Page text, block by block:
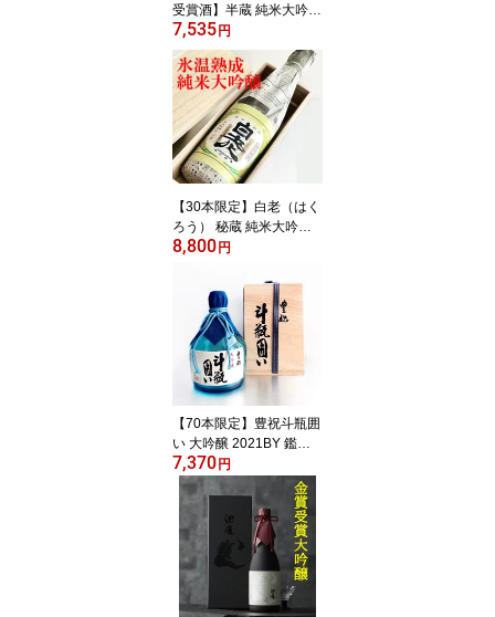
受賞酒】半蔵 純米大吟醸
磨き40 スペシャルエデ
ィション 720ML (G7伊勢
志摩サミット乾杯酒 日本
酒 お酒 ギフト プレゼン
ト ランキング 最高級 ラ
ッピング 人気 誕生日 内
祝い お礼 お祝い お土産
男性 女性 お返し レア 退
え)
7,535 円
【30本限定】白老（はく
ろう） 秘蔵 純米大吟醸
生詰 雫搾り 斗瓶取り 鑑
3年熟成 720ML（日本酒
酒 地酒 ギフト プレゼン
ト ランキング 訳あり 人
気 お取り寄せ 誕生日 内
祝い お礼 お祝い グルメ
男性 女性 お返し レア 退
職祝い 上司 お供え 御中
元）
8,800 円
【70本限定】豊祝斗瓶囲
い 大吟醸 2021BY 鑑評
会出品酒 -5°氷温3年熟成
袋搾り 兵庫県産山田錦3
5％精米 720ML 木箱入
(日本酒 ギフト プレゼン
ト ランキング 人気 お取
り寄せ 誕生日 内祝い お
礼 お祝い お土産 男性 お
返し おしゃれ 酒 最高級
7,370 円